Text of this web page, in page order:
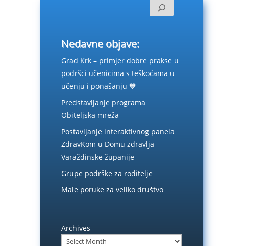
Nedavne objave:
Grad Krk – primjer dobre prakse u
podršci učenicima s teškoćama u
učenju i ponašanju 💙
Predstavljanje programa
Obiteljska mreža
Postavljanje interaktivnog panela
ZdravKom u Domu zdravlja
Varaždinske županije
Grupe podrške za roditelje
Male poruke za veliko društvo
Archives